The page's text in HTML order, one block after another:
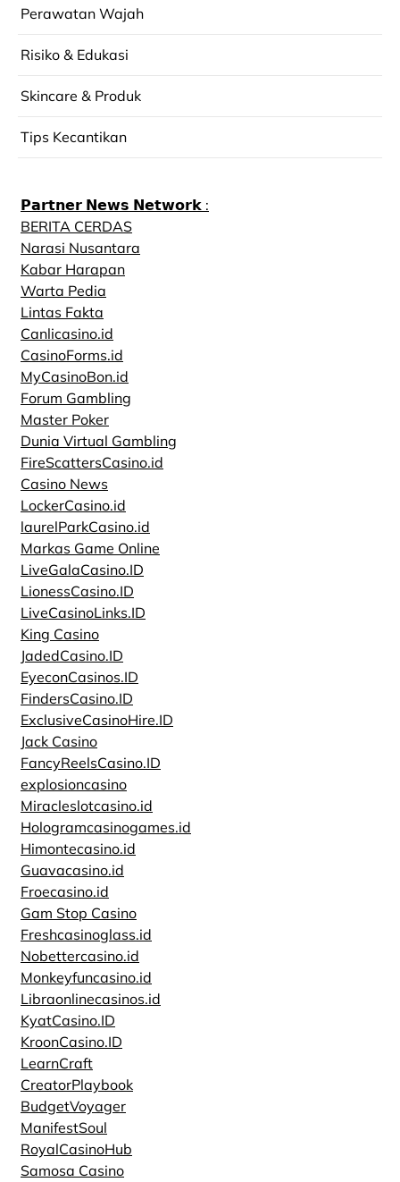
Perawatan Wajah
Risiko & Edukasi
Skincare & Produk
Tips Kecantikan
𝗣𝗮𝗿𝘁𝗻𝗲𝗿 𝗡𝗲𝘄𝘀 𝗡𝗲𝘁𝘄𝗼𝗿𝗸 :
BERITA CERDAS
Narasi Nusantara
Kabar Harapan
Warta Pedia
Lintas Fakta
Canlicasino.id
CasinoForms.id
MyCasinoBon.id
Forum Gambling
Master Poker
Dunia Virtual Gambling
FireScattersCasino.id
Casino News
LockerCasino.id
laurelParkCasino.id
Markas Game Online
LiveGalaCasino.ID
LionessCasino.ID
LiveCasinoLinks.ID
King Casino
JadedCasino.ID
EyeconCasinos.ID
FindersCasino.ID
ExclusiveCasinoHire.ID
Jack Casino
FancyReelsCasino.ID
explosioncasino
Miracleslotcasino.id
Hologramcasinogames.id
Himontecasino.id
Guavacasino.id
Froecasino.id
Gam Stop Casino
Freshcasinoglass.id
Nobettercasino.id
Monkeyfuncasino.id
Libraonlinecasinos.id
KyatCasino.ID
KroonCasino.ID
LearnCraft
CreatorPlaybook
BudgetVoyager
ManifestSoul
RoyalCasinoHub
Samosa Casino